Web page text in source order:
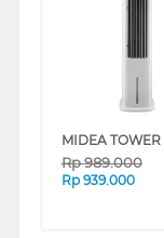
Rp989.000
Rp 939.000